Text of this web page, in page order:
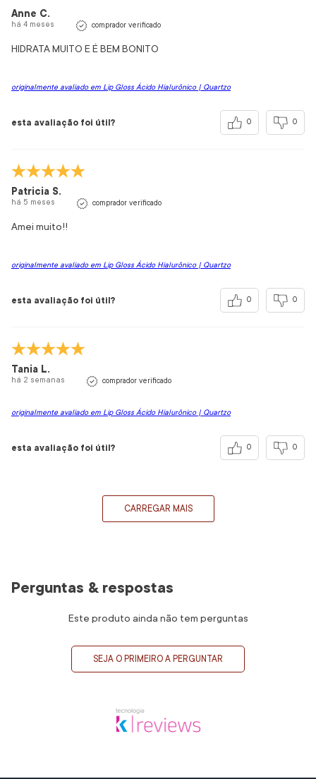
Anne C.
há 4 meses comprador verificado
HIDRATA MUITO E É BEM BONITO
originalmente avaliado em Lip Gloss Ácido Hialurônico | Quartzo
esta avaliação foi útil? 0 0
Patricia S.
há 5 meses comprador verificado
Amei muito!!
originalmente avaliado em Lip Gloss Ácido Hialurônico | Quartzo
esta avaliação foi útil? 0 0
Tania L.
há 2 semanas comprador verificado
originalmente avaliado em Lip Gloss Ácido Hialurônico | Quartzo
esta avaliação foi útil? 0 0
CARREGAR MAIS
Perguntas & respostas
Este produto ainda não tem perguntas
SEJA O PRIMEIRO A PERGUNTAR